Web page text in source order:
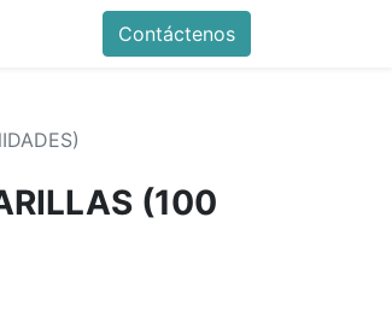
Contáctenos
(100